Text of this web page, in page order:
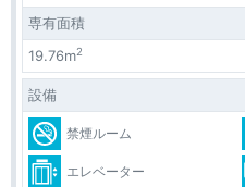
専有面積
19.76m2
設備
禁煙ルーム
エレベーター